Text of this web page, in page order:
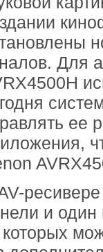
Для
ее
и один
которых